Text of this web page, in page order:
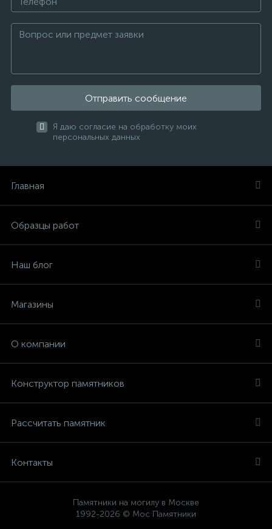
Отправить сообщение
Я даю согласие на обработку моих
персональных данных
Главная
Образцы работ
Наш блог
Магазины
О компании
Конструктор памятников
Рассчитать памятник
Контакты
Памятники на могилу в Москве
1992-2026 © Мос Памятники